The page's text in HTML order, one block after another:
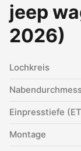
jeep
2026)
Lochkreis
Einpresstiefe
Montage